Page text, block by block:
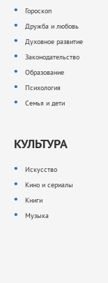
Гороскоп
Дружба и любовь
Духовное развитие
Законодательство
Образование
Психология
Семья и дети
КУЛЬТУРА
Искусство
Кино и сериалы
Книги
Музыка